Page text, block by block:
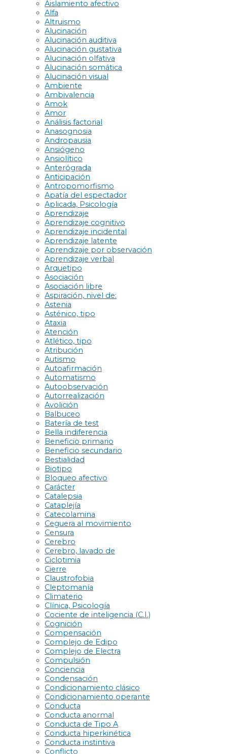
Aislamiento afectivo
Alfa
Altruismo
Alucinación
Alucinación auditiva
Alucinación gustativa
Alucinación olfativa
Alucinación somática
Alucinación visual
Ambiente
Ambivalencia
Amok
Amor
Análisis factorial
Anasognosia
Andropausia
Ansiógeno
Ansiolítico
Anterógrada
Anticipación
Antropomorfismo
Apatía del espectador
Aplicada, Psicología
Aprendizaje
Aprendizaje cognitivo
Aprendizaje incidental
Aprendizaje latente
Aprendizaje por observación
Aprendizaje verbal
Arquetipo
Asociación
Asociación libre
Aspiración, nivel de:
Astenia
Asténico, tipo
Ataxia
Atención
Atlético, tipo
Atribución
Autismo
Autoafirmación
Automatismo
Autoobservación
Autorrealización
Avolición
Balbuceo
Batería de test
Bella indiferencia
Beneficio primario
Beneficio secundario
Bestialidad
Biotipo
Bloqueo afectivo
Carácter
Catalepsia
Cataplejía
Catecolamina
Ceguera al movimiento
Censura
Cerebro
Cerebro, lavado de
Ciclotimia
Cierre
Claustrofobia
Cleptomanía
Climaterio
Clínica, Psicología
Cociente de inteligencia (C.I.)
Cognición
Compensación
Complejo de Edipo
Complejo de Electra
Compulsión
Conciencia
Condensación
Condicionamiento clásico
Condicionamiento operante
Conducta
Conducta anormal
Conducta de Tipo A
Conducta hiperkinética
Conducta instintiva
Conflicto